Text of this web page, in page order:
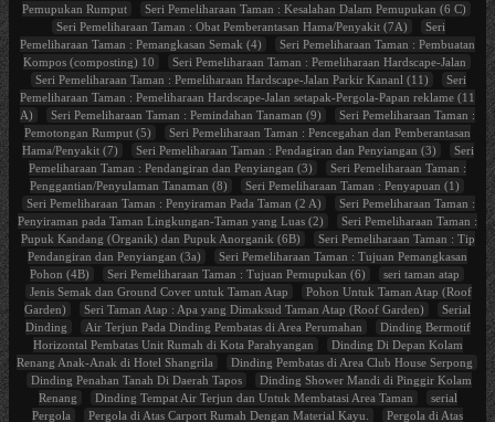
Pemupukan Rumput
Seri Pemeliharaan Taman : Kesalahan Dalam Pemupukan (6 C)
Seri Pemeliharaan Taman : Obat Pemberantasan Hama/Penyakit (7A)
Seri
Pemeliharaan Taman : Pemangkasan Semak (4)
Seri Pemeliharaan Taman : Pembuatan
Kompos (composting) 10
Seri Pemeliharaan Taman : Pemeliharaan Hardscape-Jalan
Seri Pemeliharaan Taman : Pemeliharaan Hardscape-Jalan Parkir Kananl (11)
Seri
Pemeliharaan Taman : Pemeliharaan Hardscape-Jalan setapak-Pergola-Papan reklame (11
A)
Seri Pemeliharaan Taman : Pemindahan Tanaman (9)
Seri Pemeliharaan Taman :
Pemotongan Rumput (5)
Seri Pemeliharaan Taman : Pencegahan dan Pemberantasan
Hama/Penyakit (7)
Seri Pemeliharaan Taman : Pendagiran dan Penyiangan (3)
Seri
Pemeliharaan Taman : Pendangiran dan Penyiangan (3)
Seri Pemeliharaan Taman :
Penggantian/Penyulaman Tanaman (8)
Seri Pemeliharaan Taman : Penyapuan (1)
Seri Pemeliharaan Taman : Penyiraman Pada Taman (2 A)
Seri Pemeliharaan Taman :
Penyiraman pada Taman Lingkungan-Taman yang Luas (2)
Seri Pemeliharaan Taman :
Pupuk Kandang (Organik) dan Pupuk Anorganik (6B)
Seri Pemeliharaan Taman : Tip
Pendangiran dan Penyiangan (3a)
Seri Pemeliharaan Taman : Tujuan Pemangkasan
Pohon (4B)
Seri Pemeliharaan Taman : Tujuan Pemupukan (6)
seri taman atap
Jenis Semak dan Ground Cover untuk Taman Atap
Pohon Untuk Taman Atap (Roof
Garden)
Seri Taman Atap : Apa yang Dimaksud Taman Atap (Roof Garden)
Serial
Dinding
Air Terjun Pada Dinding Pembatas di Area Perumahan
Dinding Bermotif
Horizontal Pembatas Unit Rumah di Kota Parahyangan
Dinding Di Depan Kolam
Renang Anak-Anak di Hotel Shangrila
Dinding Pembatas di Area Club House Serpong
Dinding Penahan Tanah Di Daerah Tapos
Dinding Shower Mandi di Pinggir Kolam
Renang
Dinding Tempat Air Terjun dan Untuk Membatasi Area Taman
serial
Pergola
Pergola di Atas Carport Rumah Dengan Material Kayu.
Pergola di Atas